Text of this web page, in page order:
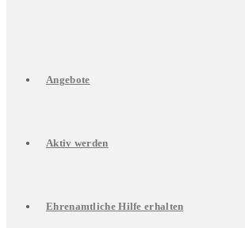
Angebote
Aktiv werden
Ehrenamtliche Hilfe erhalten